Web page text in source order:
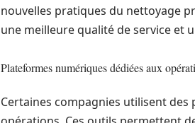
nouvelles pratiques du nettoyage
une meilleure qualité de service et
Plateformes numériques dédiées aux
Certaines compagnies utilisent